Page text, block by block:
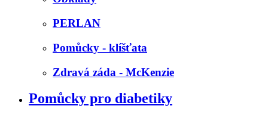
PERLAN
Pomůcky - klíšťata
Zdravá záda - McKenzie
Pomůcky pro diabetiky